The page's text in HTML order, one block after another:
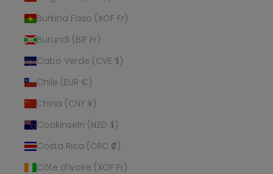
Burkina Faso (XOF Fr)
Burundi (BIF Fr)
Cabo Verde (CVE $)
Chile (EUR €)
China (CNY ¥)
Cookinseln (NZD $)
Costa Rica (CRC ₡)
Côte d’Ivoire (XOF Fr)